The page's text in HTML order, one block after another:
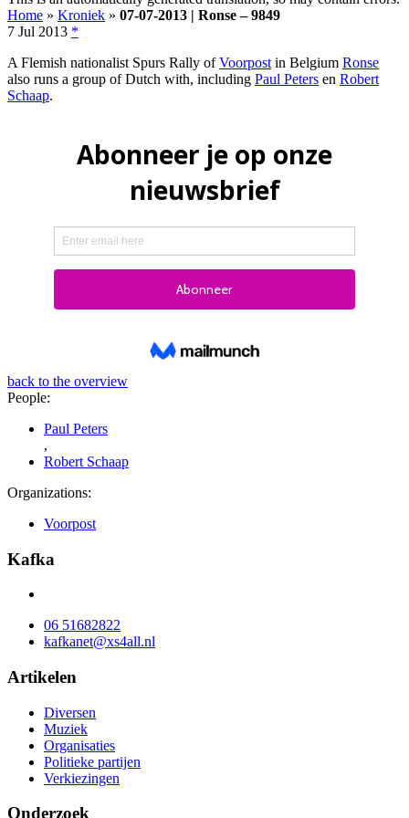
Home » Kroniek » 07-07-2013 | Ronse – 9849
7 Jul 2013 *
A Flemish nationalist Spurs Rally ofVoorpost in Belgium Ronse
also runs a group of Dutch with, including Paul Peters en Robert
Schaap.
back to the overview
People:
Paul Peters
,
Robert Schaap
Organizations:
Voorpost
Kafka
06 51682822
kafkanet@xs4all.nl
Artikelen
Diversen
Muziek
Organisaties
Politieke partijen
Verkiezingen
Onderzoek